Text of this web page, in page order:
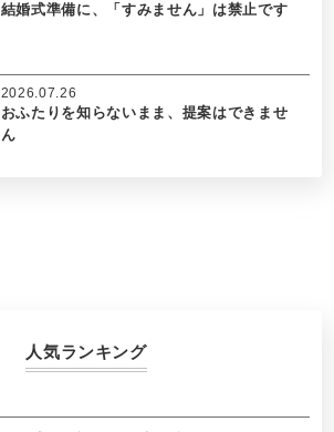
結婚式準備に、「すみません」は禁止です
おふたりを知らないまま、提案はできませ
ん
2026.07.26
人気ランキング